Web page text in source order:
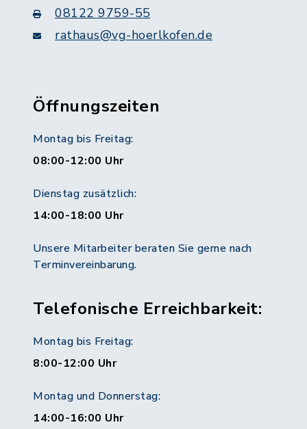
08122 9759-55
rathaus@vg-hoerlkofen.de
Öffnungszeiten
Montag bis Freitag:
08:00-12:00 Uhr
Dienstag zusätzlich:
14:00-18:00 Uhr
Unsere Mitarbeiter beraten Sie gerne nach
Terminvereinbarung.
Telefonische Erreichbarkeit:
Montag bis Freitag:
8:00-12:00 Uhr
Montag und Donnerstag:
14:00-16:00 Uhr